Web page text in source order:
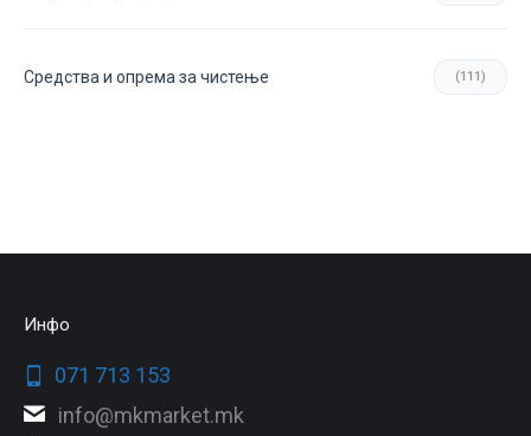
Средства и опрема за чистење (111)
Инфо
071 713 153
info@mkmarket.mk